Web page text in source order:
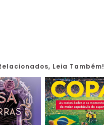
Leia Também!